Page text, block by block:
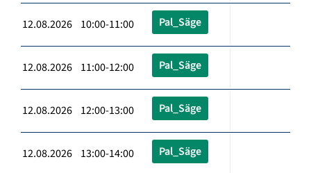
12.08.2026 10:00-11:00 Pal_Säge
12.08.2026 11:00-12:00 Pal_Säge
12.08.2026 12:00-13:00 Pal_Säge
12.08.2026 13:00-14:00 Pal_Säge